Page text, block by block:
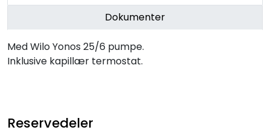
Dokumenter
Med Wilo Yonos 25/6 pumpe.
Inklusive kapillær termostat.
Reservedeler